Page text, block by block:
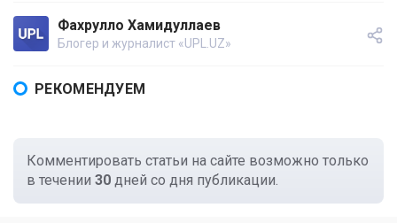
Фахрулло Хамидуллаев
Блогер и журналист «UPL.UZ»
РЕКОМЕНДУЕМ
Комментировать статьи на сайте возможно только
в течении 30 дней со дня публикации.